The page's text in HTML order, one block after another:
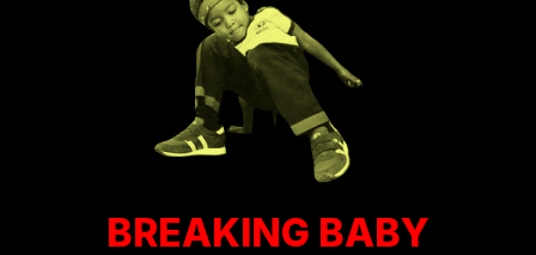
BREAKING BABY